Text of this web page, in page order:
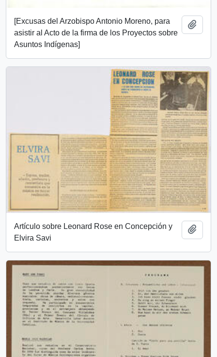
[Excusas del Arzobispo Antonio Moreno, para
asistir al Acto de la firma de los Proyectos sobre
Asuntos Indígenas]
Artículo sobre Leonard Rose en Concepción y
Elvira Savi